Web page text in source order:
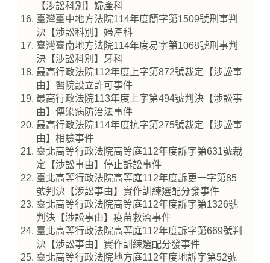
【涉訟科別】婦產科
臺灣臺中地方法院114年度簡字第1509號刑事判
決【涉訟科別】婦產科
臺灣臺南地方法院114年度易字第1068號刑事判
決【涉訟科別】牙科
最高行政法院112年度上字第872號裁定【涉訟事
由】醫院設立許可事件
最高行政法院113年度上字第494號判決【涉訟事
由】傳染病防治法事件
最高行政法院114年度抗字第275號裁定【涉訟事
由】相驗事件
臺北高等行政法院高等庭112年度訴字第631號裁
定【涉訟事由】停止訴訟事件
臺北高等行政法院高等庭112年度訴更一字第85
號判決【涉訟事由】實作訓練選配分發事件
臺北高等行政法院高等庭112年度訴字第1326號
判決【涉訟事由】疫苗救濟事件
臺北高等行政法院高等庭112年度訴字第669號判
決【涉訟事由】實作訓練選配分發事件
臺北高等行政法院地方庭112年度地訴字第52號